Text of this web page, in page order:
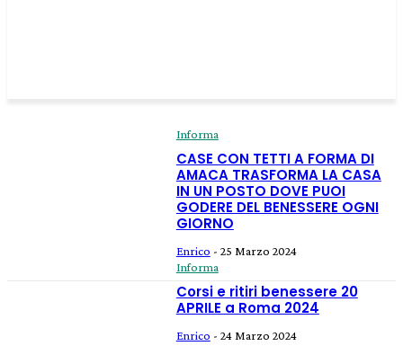
Informa
CASE CON TETTI A FORMA DI
AMACA TRASFORMA LA CASA
IN UN POSTO DOVE PUOI
GODERE DEL BENESSERE OGNI
GIORNO
Enrico - 25 Marzo 2024
Informa
Corsi e ritiri benessere 20
APRILE a Roma 2024
Enrico - 24 Marzo 2024